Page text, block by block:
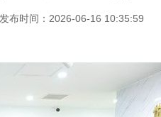
发布时间：2026-06-16 10:35:59